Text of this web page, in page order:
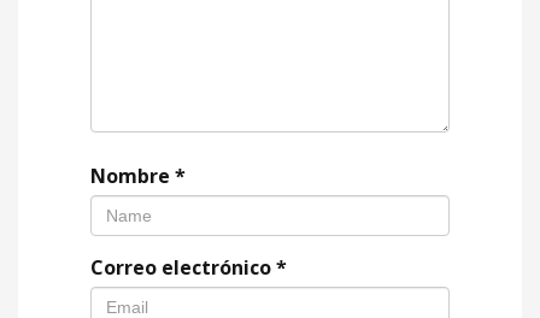
Nombre *
Correo electrónico*